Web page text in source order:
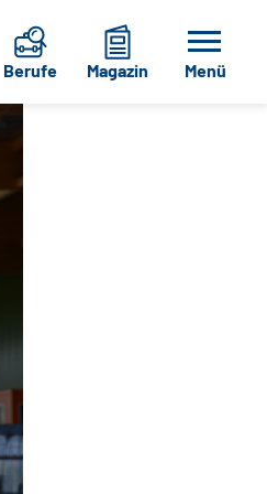
Berufe Magazin Menü